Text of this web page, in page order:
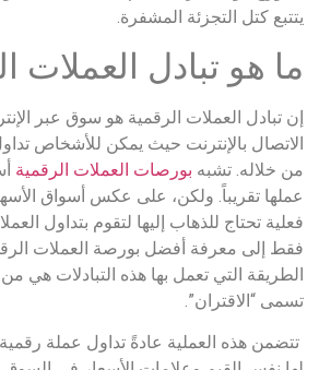
يتتبع كتل التجزئة المشفرة.
ما هو تبادل العملات
إن تبادل العملات الرقمية هو سوق عبر
الاتصال بالإنترنت حيث يمكن للأشخاص
من خلاله. تشبه بورصات العملات الرقمية
عملها تقريباً. ولكن، على عكس أسواق
فعلية تحتاج للذهاب إليها لتقوم بتداول
فقط إلى معرفة أفضل بورصة العملات
الطريقة التي تعمل بها هذه التبادلات هي
تسمى “الاقتران”.
تتضمن هذه العملية عادةً تداول عملة